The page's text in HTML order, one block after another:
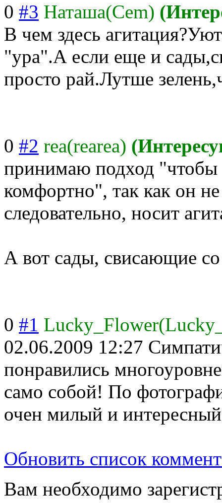
0 #3 Наташа(Cem)
В чем здесь
"ура".А если еще и
просто рай.Лутше
0 #2 rea(rearea)
принимаю подход "чтобы
комфортно", так как он
следовательно, носит
А вот сады, свисающие
0 #1
02.06.2009 12:27
понравились
само собой! По
очен милый и
Обновить список
Вам необходимо